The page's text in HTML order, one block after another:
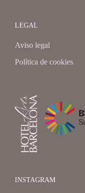
LEGAL
Aviso legal
Política de cookies
INSTAGRAM